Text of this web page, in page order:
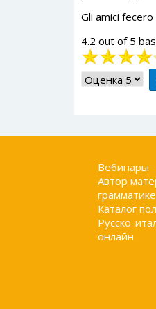
Gli amici
4.2 out of 5
Рейтинг:
4/5
Пожалуйста,
оцените
Вебинары
Автор
грамматике
Каталог
Русско-
онлайн